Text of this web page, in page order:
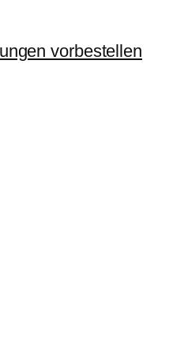
vorbestellen